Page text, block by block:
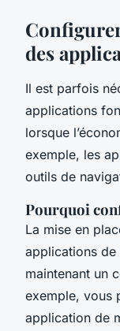
des
Il est parfois
applications
lorsque
exemple, les
outils de
Pourquoi
La mise en
applications
maintenant un
exemple, vous
application de